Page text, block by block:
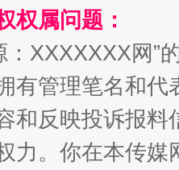
权属问题：
：XXXXXXX网”
有管理笔名和
和反映投诉报
力。你在本传